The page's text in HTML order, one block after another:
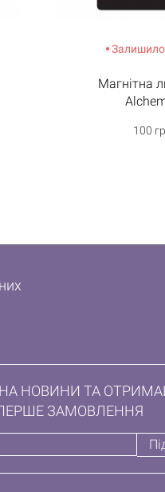
Магнітна
100
НОВИНИ ТА
ЗАМОВЛЕННЯ